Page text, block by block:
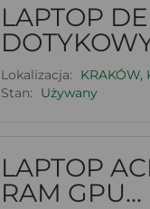
LAPTOP
Lokalizacja:
KRAKÓW,
Stan:
Używany
LAPTOP
RAM GPU...